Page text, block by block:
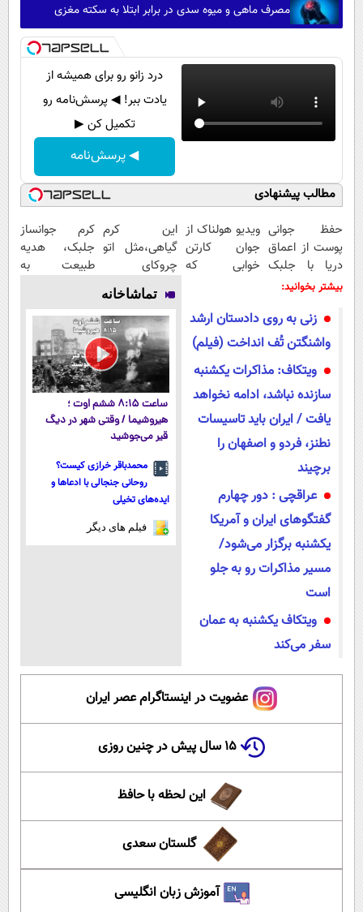
مصرف ماهی و میوه سدی در برابر ابتلا به سکته مغزی
درد زانو رو برای همیشه از
یادت ببر! ◀ پرسش‌نامه رو
تکمیل کن ▶
◀ پرسش‌نامه
مطالب پیشنهادی
حفظ جوانی
پوست از اعماق
دریا با جلبک
اسپیرولینا
ویدیو هولناک از
جوان کارتن
خوابی که
این کرم
گیاهی،مثل اتو
چروکای
پوستتوصاف
میکنه!50%تخفیف
کرم جوانساز
جلبک، هدیه
طبیعت به
بیشتر بخوانید:
زنی به روی دادستان ارشد
واشنگتن تُف انداخت (فیلم)
ویتکاف: مذاکرات یکشنبه
سازنده نباشد، ادامه نخواهد
یافت / ایران باید تاسیسات
نطنز، فردو و اصفهان را
برچیند
عراقچی : دور چهارم
گفتگوهای ایران و آمریکا
یکشنبه برگزار می‌شود/
مسیر مذاکرات رو به جلو
است
ویتکاف یکشنبه به عمان
سفر می‌کند
تماشاخانه
ساعت ۸:۱۵ ششم اوت ؛
هیروشیما / وقتی شهر در دیگ
قیر می‌جوشید
محمدباقر خرازی کیست؟
روحانی جنجالی با ادعاها و
ایده‌های تخیلی
فیلم های دیگر
عضویت در اینستاگرام عصر ایران
۱۵ سال پیش در چنین روزی
این لحظه با حافظ
گلستان سعدی
آموزش زبان انگلیسی